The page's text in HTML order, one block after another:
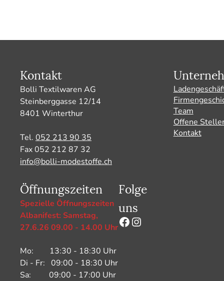
Kontakt
Bolli Textilwaren AG
Steinberggasse 12/14
8401 Winterthur
Tel. 052 213 90 35
Fax 052 212 87 32
info@bolli-modestoffe.ch
Öffnungszeiten
Spezielle Öffnungszeiten
Albanifest: Samstag,
27.6.26 09.00 - 14.00 Uhr
Mo: 13:30 - 18:30 Uhr
Di - Fr: 09:00 - 18:30 Uhr
Sa: 09:00 - 17:00 Uhr
Folge
uns
Facebook
Instagram
Team
Offene
Kontakt